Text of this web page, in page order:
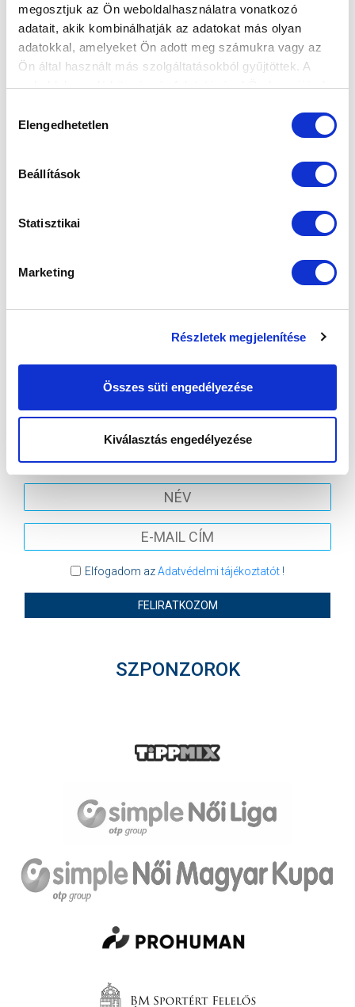
megosztjuk az Ön weboldalhasználatra vonatkozó
adatait, akik kombinálhatják az adatokat más olyan
adatokkal, amelyeket Ön adott meg számukra vagy az
Ön által használt más szolgáltatásokból gyűjtöttek. A
weboldalon való böngészés folytatásával Ön hozzájárul a
kiválasztása
Elengedhetetlen
Beállítások
Statisztikai
Marketing
Részletek megjelenítése
Összes süti engedélyezése
Kiválasztás engedélyezése
KÖVETKEZŐ MÉRKŐZÉS
SÁNDOR KÁROLY LABDARÚGÓ AKADÉMIA
MTK BUDAPEST HÍRLEVÉL
Ne maradjon le egy eseményről sem! Iratkozzon fel ingyenes
Elfogadom azAdatvédelmi tájékoztatót!
FELIRATKOZOM
SZPONZOROK